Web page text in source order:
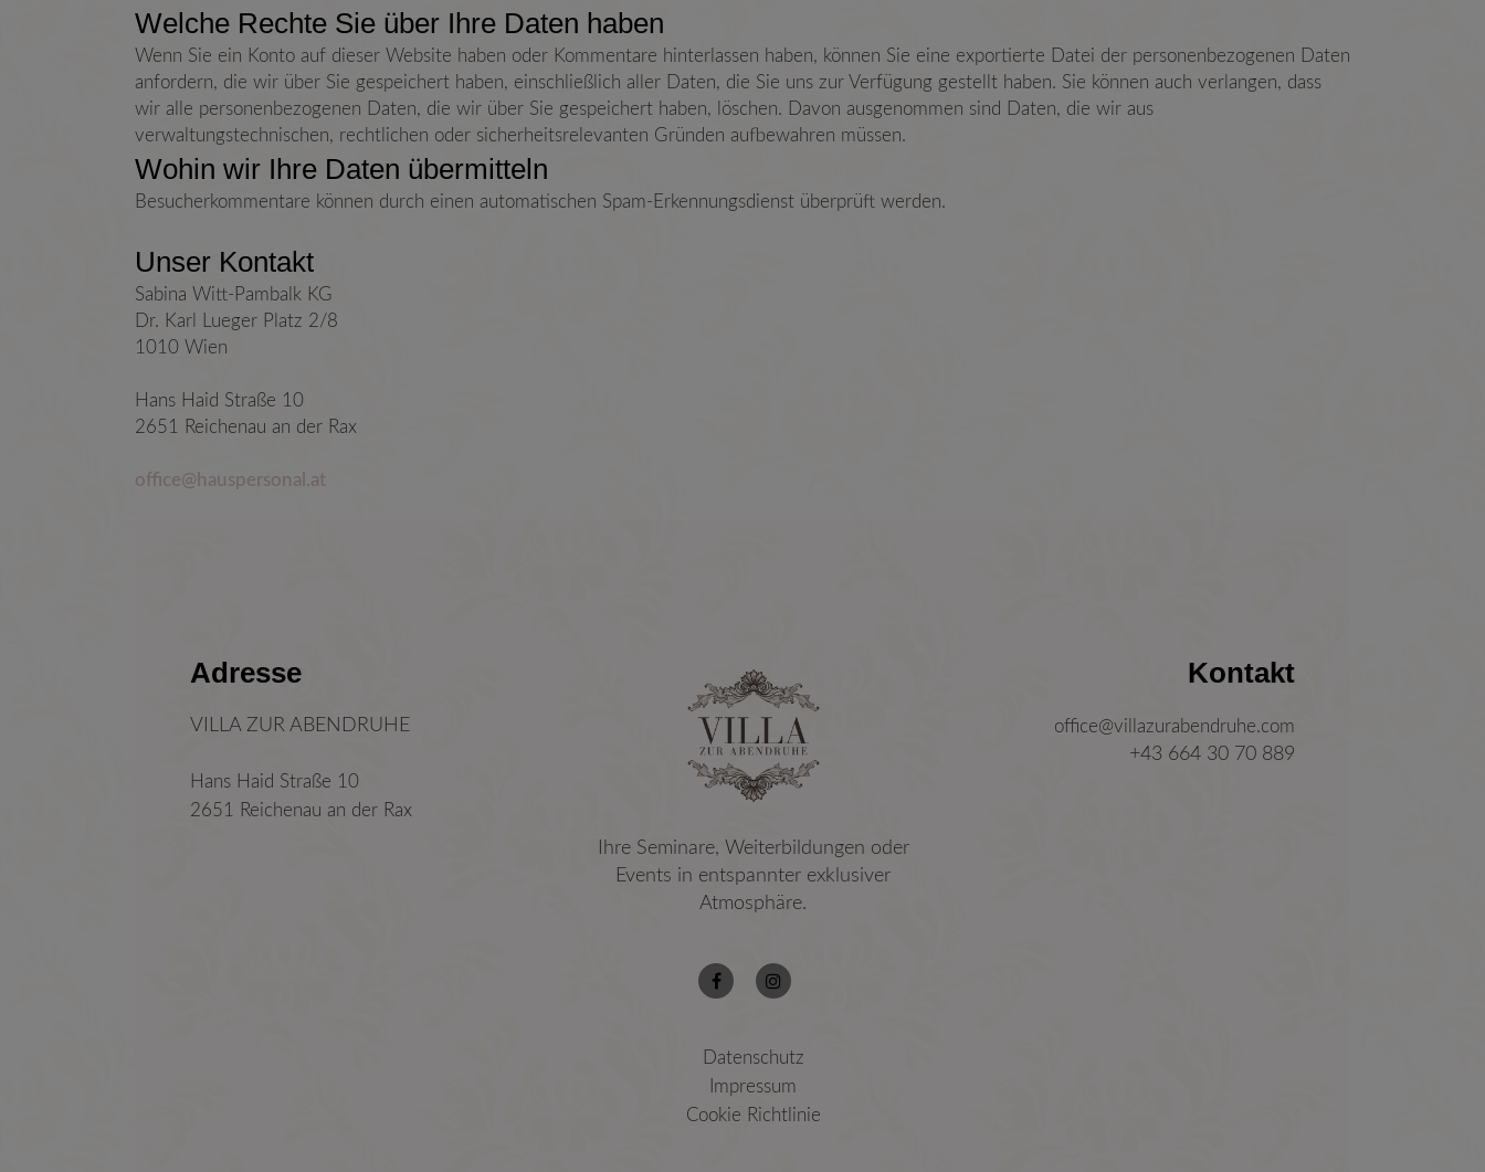
Welche Rechte Sie über Ihre Daten haben
Wenn Sie ein Konto auf dieser Website haben oder Kommentare hinterlassen haben, können Sie eine exportierte Datei der personenbezogenen Daten
anfordern, die wir über Sie gespeichert haben, einschließlich aller Daten, die Sie uns zur Verfügung gestellt haben. Sie können auch verlangen, dass
wir alle personenbezogenen Daten, die wir über Sie gespeichert haben, löschen. Davon ausgenommen sind Daten, die wir aus
verwaltungstechnischen, rechtlichen oder sicherheitsrelevanten Gründen aufbewahren müssen.
Wohin wir Ihre Daten übermitteln
Besucherkommentare können durch einen automatischen Spam-Erkennungsdienst überprüft werden.
Unser Kontakt
Sabina Witt-Pambalk KG
Dr. Karl Lueger Platz 2/8
1010 Wien
Hans Haid Straße 10
2651 Reichenau an der Rax
office@hauspersonal.at
Adresse
VILLA ZUR ABENDRUHE
Hans Haid Straße 10
2651 Reichenau an der Rax
Ihre Seminare, Weiterbildungen oder
Events in entspannter exklusiver
Atmosphäre.
Datenschutz
Impressum
Cookie Richtlinie
Kontakt
office@villazurabendruhe.com
+43 664 30 70 889